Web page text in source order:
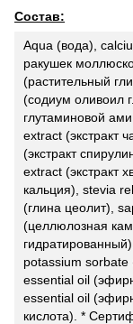
Состав:
Aqua (вода),
ракушек
(растительный
(содиум оливоил
глутаминовой
extract (экстракт
(экстракт
extract (экстракт
кальция), stevia
(глина цеолит),
(целлюлозная
potassium sorbate
essential oil
essential oil
кислота). *